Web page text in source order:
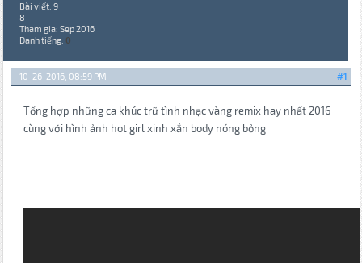
Bài viết: 9
8
Tham gia: Sep 2016
Danh tiếng: 0
#1
10-26-2016, 08:59 PM
Tổng hợp những ca khúc trữ tình nhạc vàng remix hay nhất 2016
cùng với hình ảnh hot girl xinh xắn body nóng bỏng